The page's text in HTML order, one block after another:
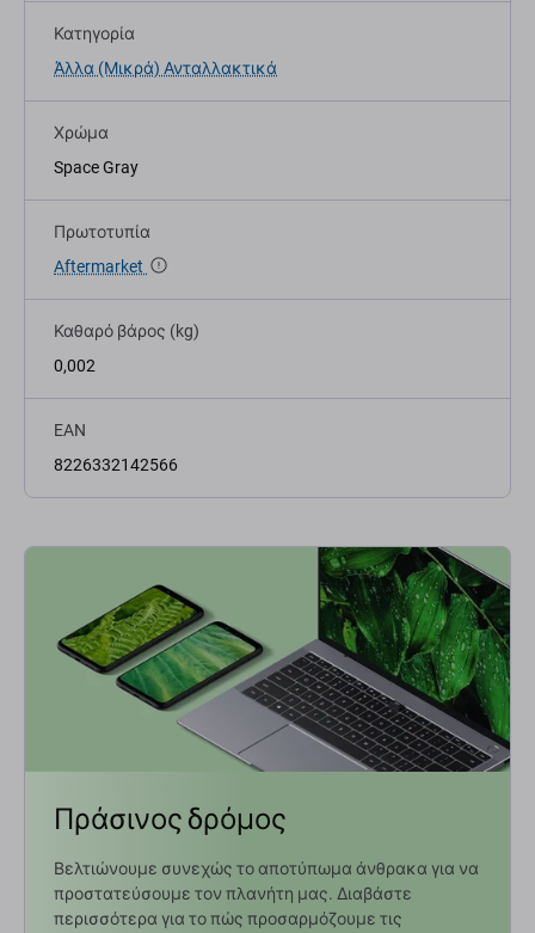
Κατηγορία
Άλλα (Μικρά) Ανταλλακτικά
Χρώμα
Space Gray
Πρωτοτυπία
Aftermarket
Καθαρό βάρος (kg)
0,002
EAN
8226332142566
Πράσινος δρόμος
Βελτιώνουμε συνεχώς το αποτύπωμα άνθρακα για να
προστατεύσουμε τον πλανήτη μας. Διαβάστε
περισσότερα για το πώς προσαρμόζουμε τις